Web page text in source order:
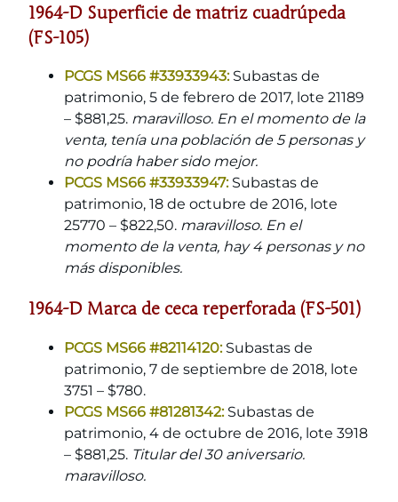
1964-D Superficie de matriz cuadrúpeda
(FS-105)
PCGS MS66 #33933943:Subastas de
patrimonio, 5 de febrero de 2017, lote 21189
– $881,25. maravilloso. En el momento de la
venta, tenía una población de 5 personas y
no podría haber sido mejor.
PCGS MS66 #33933947:Subastas de
patrimonio, 18 de octubre de 2016, lote
25770 – $822,50. maravilloso. En el
momento de la venta, hay 4 personas y no
más disponibles.
1964-D Marca de ceca reperforada (FS-501)
PCGS MS66 #82114120:Subastas de
patrimonio, 7 de septiembre de 2018, lote
3751 – $780.
PCGS MS66 #81281342:Subastas de
patrimonio, 4 de octubre de 2016, lote 3918
– $881,25. Titular del 30 aniversario.
maravilloso.